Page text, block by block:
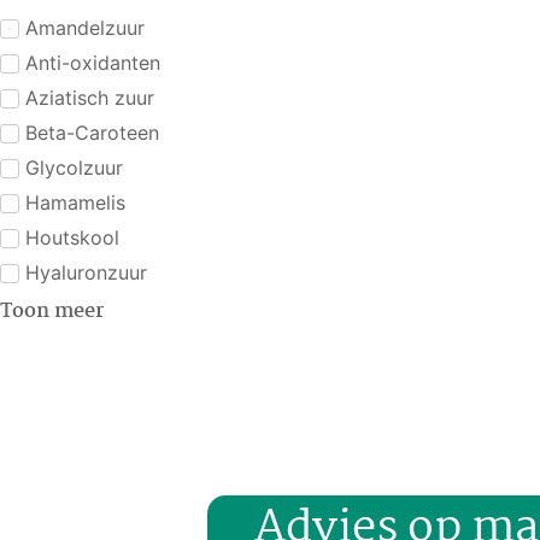
Amandelzuur
Anti-oxidanten
Aziatisch zuur
Beta-Caroteen
Glycolzuur
Hamamelis
Houtskool
Hyaluronzuur
Toon meer